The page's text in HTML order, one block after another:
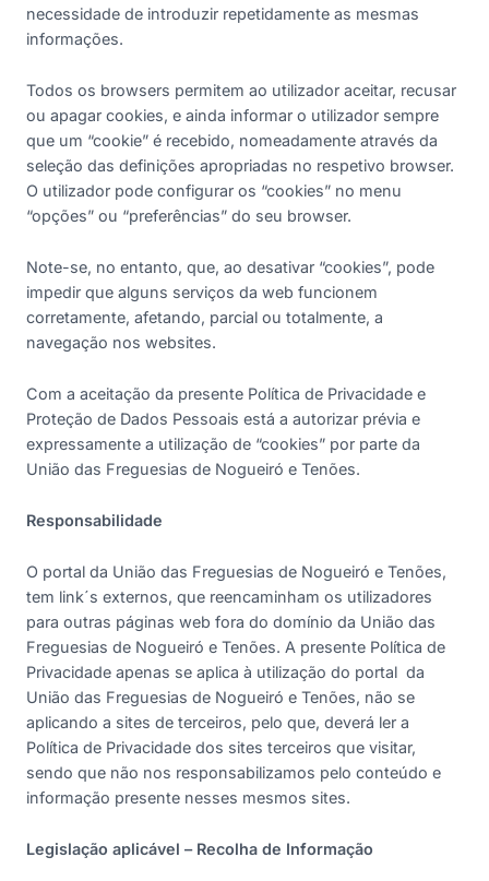
necessidade de introduzir repetidamente as mesmas
informações.
Todos os browsers permitem ao utilizador aceitar, recusar
ou apagar cookies, e ainda informar o utilizador sempre
que um “cookie” é recebido, nomeadamente através da
seleção das definições apropriadas no respetivo browser.
O utilizador pode configurar os “cookies” no menu
“opções” ou “preferências” do seu browser.
Note-se, no entanto, que, ao desativar “cookies”, pode
impedir que alguns serviços da web funcionem
corretamente, afetando, parcial ou totalmente, a
navegação nos websites.
Com a aceitação da presente Política de Privacidade e
Proteção de Dados Pessoais está a autorizar prévia e
expressamente a utilização de “cookies” por parte da
União das Freguesias de Nogueiró e Tenões.
Responsabilidade
O portal da União das Freguesias de Nogueiró e Tenões,
tem link´s externos, que reencaminham os utilizadores
para outras páginas web fora do domínio da União das
Freguesias de Nogueiró e Tenões. A presente Política de
Privacidade apenas se aplica à utilização do portal da
União das Freguesias de Nogueiró e Tenões, não se
aplicando a sites de terceiros, pelo que, deverá ler a
Política de Privacidade dos sites terceiros que visitar,
sendo que não nos responsabilizamos pelo conteúdo e
informação presente nesses mesmos sites.
Legislação aplicável – Recolha de Informação